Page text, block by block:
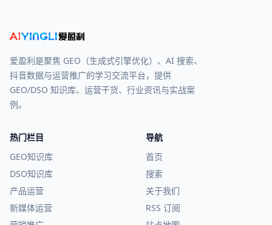
爱盈利是聚焦 GEO（生成式引擎优化）、AI 搜索、
抖音数据与运营推广的学习交流平台，提供
GEO/DSO 知识库、运营干货、行业资讯与实战案
例。
热门栏目
GEO知识库
DSO知识库
产品运营
新媒体运营
导航
首页
搜索
关于我们
RSS 订阅